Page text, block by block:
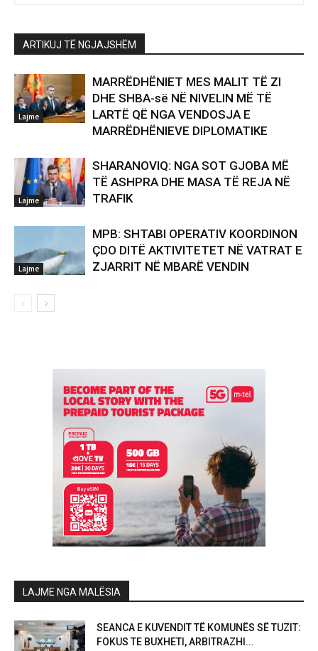
ARTIKUJ TË NGJAJSHËM
Lajme
MARRËDHËNIET MES MALIT TË ZI
DHE SHBA-së NË NIVELIN MË TË
LARTË QË NGA VENDOSJA E
MARRËDHËNIEVE DIPLOMATIKE
Lajme
SHARANOVIQ: NGA SOT GJOBA MË
TË ASHPRA DHE MASA TË REJA NË
TRAFIK
Lajme
MPB: SHTABI OPERATIV KOORDINON
ÇDO DITË AKTIVITETET NË VATRAT E
ZJARRIT NË MBARË VENDIN
LAJME NGA MALËSIA
SEANCA E KUVENDIT TË KOMUNËS SË TUZIT:
FOKUS TE BUXHETI, ARBITRAZHI...